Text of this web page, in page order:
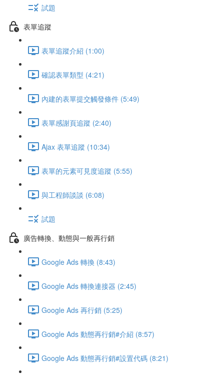
試題
表單追蹤
表單追蹤介紹 (1:00)
確認表單類型 (4:21)
內建的表單提交觸發條件 (5:49)
表單感謝頁追蹤 (2:40)
Ajax 表單追蹤 (10:34)
表單的元素可見度追蹤 (5:55)
與工程師談談 (6:08)
試題
廣告轉換、動態與一般再行銷
Google Ads 轉換 (8:43)
Google Ads 轉換連接器 (2:45)
Google Ads 再行銷 (5:25)
Google Ads 動態再行銷#介紹 (8:57)
Google Ads 動態再行銷#設置代碼 (8:21)